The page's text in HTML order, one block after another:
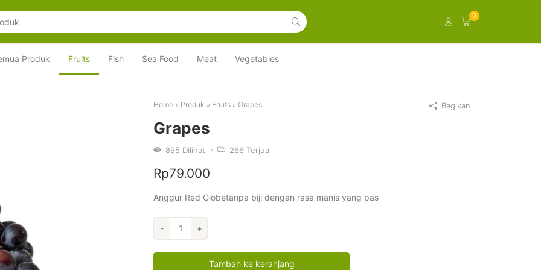
0
Produk Fruits Fish Sea Food Meat Vegetables
Home » Produk » Fruits » Grapes
Grapes
895 Dilihat 266 Terjual
Rp79.000
Anggur Red Globetanpa biji dengan rasa manis yang pas
-
Kuantitas
Grapes
+
Tambah ke keranjang
Bagikan